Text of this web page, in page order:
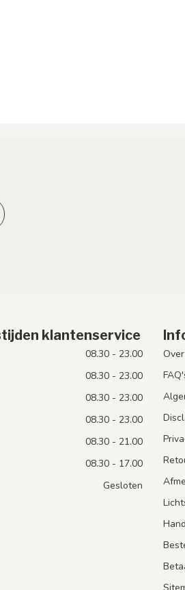
klantenservice
08.30 - 23.00
08.30 - 23.00
08.30 - 23.00
08.30 - 23.00
08.30 - 21.00
08.30 - 17.00
Gesloten